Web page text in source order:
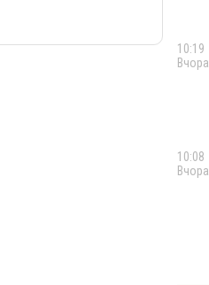
10:19
Вчора
10:08
Вчора